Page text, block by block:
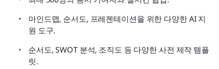
마인드맵, 순서도, 프레젠테이션을 위한 다양한 AI 지
원 도구.
순서도, SWOT 분석, 조직도 등 다양한 사전 제작 템플
릿.